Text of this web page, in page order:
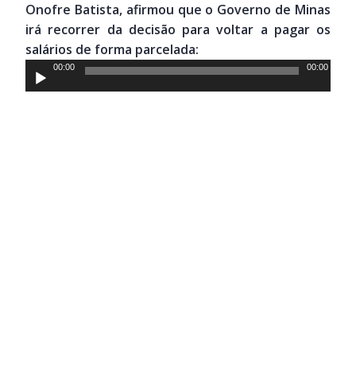
Onofre Batista, afirmou que o Governo de Minas
irá recorrer da decisão para voltar a pagar os
salários de forma parcelada:
Tocador
de
00:00 00:00